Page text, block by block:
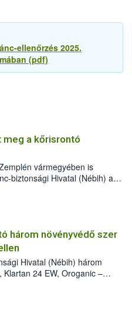
ellenőrzés 2025.
(pdf)
meg a kőrisrontó
vármegyében is
biztonsági Hivatal (Nébih) a
planipennis) jelenlétét. A
találták meg, de már fertőzött
intézkedéseket a szlovák
megállítása érdekében.
három növényvédő szer
Hivatal (Nébih) három
24 EW, Oroganic –
azok a szüretet követően,
91) stádiumáig